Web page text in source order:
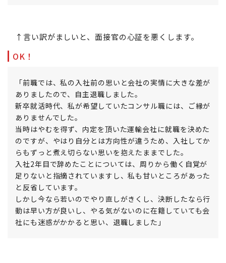
↑言い訳がましいと、面接官の心証を悪くします。
OK！
「前職では、私の入社前の思いと会社の実情に大きな差が
ありましたので、自主退職しました。
新卒就活時代、私が希望していたコンサル職には、ご縁が
ありませんでした。
当時はやむを得ず、内定を頂いた運輸会社に就職を決めた
のですが、やはり自分とは方向性が違うため、入社してか
らもずっと煮え切らない思いを抱えたままでした。
入社2年目で辞めたことについては、周りから働く自覚が
足りないと指摘されていますし、私も甘いところがあった
と反省しています。
しかし今なら若いのでやり直しがきくし、決断したなら行
動は早い方が良いし、やる気がないのに在籍していても会
社にも迷惑がかかると思い、退職しました」